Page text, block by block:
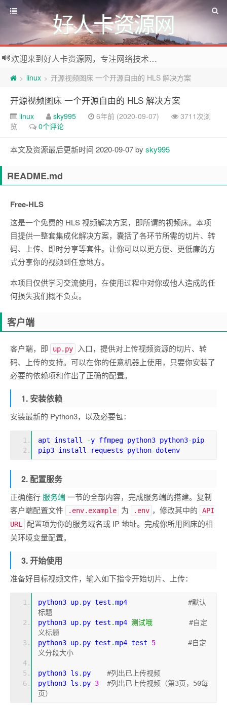
好人卡资源网
欢迎来到好人卡资源网，专注网络技术资源收集，我们不仅是网络资源的搬运工，也生产原创资源。寻找资源请留言或关注公众号:烈日下的男人
> linux > 开源视频图床 一个开源自由的 HLS 解决方案
开源视频图床 一个开源自由的 HLS 解决方案
linux sky995 6年前 (2020-09-07)
3711次浏
览
0个评论
本文及资源最后更新时间 2020-09-07 by sky995
README.md
Free-HLS
这是一个免费的 HLS 视频解决方案，即所谓的视频床。本项
目提供一整套集成化解决方案，囊括了各环节所需的切片、转
码、上传、即时分享等套件。让你可以以更方便、更低廉的方
式分享你的视频到任意地方。
本项目仅供学习交流使用，在使用过程中对你或他人造成的任
何损失我们概不负责。
客户端
客户端，即 up.py
入口，提供对上传视频资源的切片、转
码、上传的支持。可以在你的任意机器上使用，只要你安装了
必要的依赖项和作出了正确的配置。
1. 安装依赖
安装最新的 Python3，以及必要包：
apt install -y ffmpeg python3 python3-pip
pip3 install requests python-dotenv
2. 配置服务
正确施行 服务端一节的全部内容，完成服务端的搭建。复制
客户端配置文件
.env.example 为 .env ，修改其中的
API
URL
配置项为你的服务域名或 IP 地址。完成你所用图床的相
关环境变量配置。
3. 开始使用
准备好目标视频文件，输入如下指令开始切片、上传：
python3 up. py test .mp4 #默认
标题
python3 up. py test .mp4 测试哦
#自定
义标题
python3 up. py test .mp4 test 5
#自定
义分段大小
python3 ls . py #列出已上传视频
python3 ls . py 3
#列出已上传视频（第3页，50每
页）